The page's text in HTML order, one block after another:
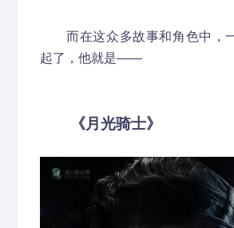
而在这众多故事和角色中，
起了，他就是——
《月光骑士》